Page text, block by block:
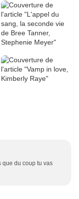
que du coup tu vas